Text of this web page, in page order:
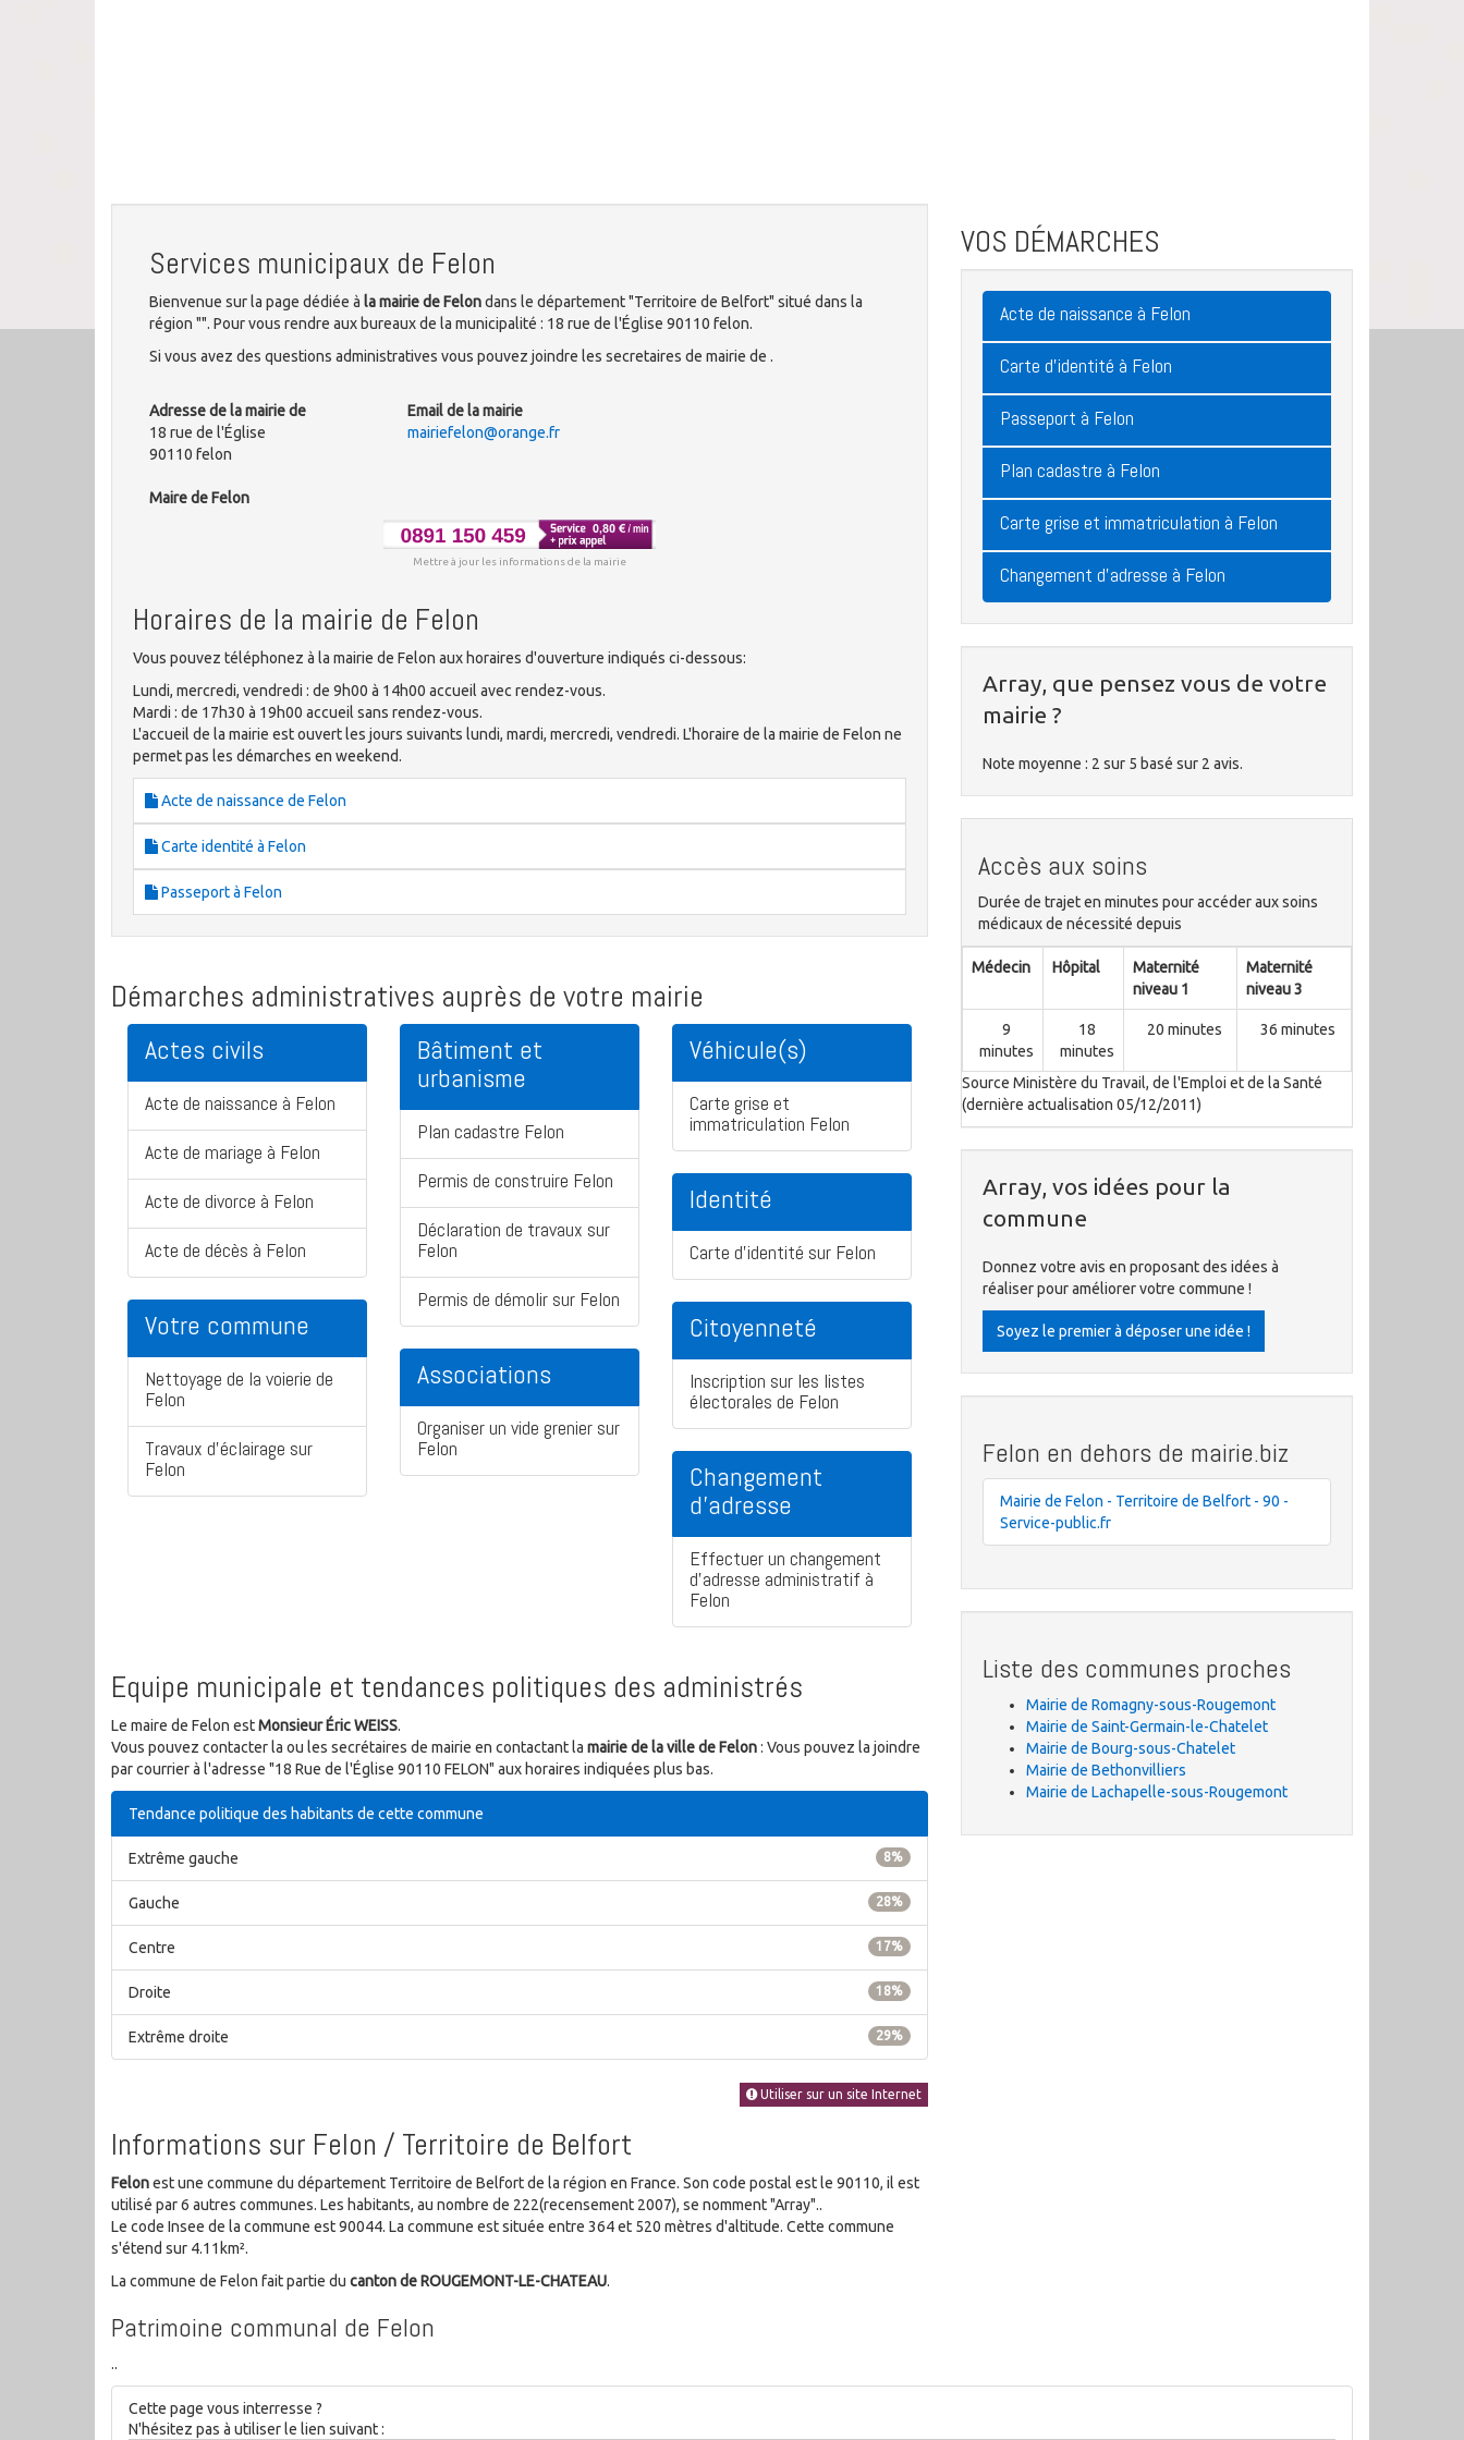
Services municipaux de Felon
Bienvenue sur la page dédiée à la mairie de Felondans le département "Territoire de Belfort" situé dans la
région "". Pour vous rendre aux bureaux de la municipalité : 18 rue de l'Église 90110 felon.
Si vous avez des questions administratives vous pouvez joindre les secretaires de mairie de .
Adresse de la mairie de
18 rue de l'Église
90110 felon
Maire de Felon
Email de la mairie
mairiefelon@orange.fr
Mettre à jour les informations de la mairie
Horaires de la mairie de Felon
Vous pouvez téléphonez à la mairie de Felon aux horaires d'ouverture indiqués ci-dessous:
Lundi, mercredi, vendredi : de 9h00 à 14h00 accueil avec rendez-vous.
Mardi : de 17h30 à 19h00 accueil sans rendez-vous.
L'accueil de la mairie est ouvert les jours suivants lundi, mardi, mercredi, vendredi. L'horaire de la mairie de Felon ne
permet pas les démarches en weekend.
Acte de naissance de Felon
Carte identité à Felon
Passeport à Felon
Démarches administratives auprès de votre mairie
Actes civils
Acte de naissance à Felon
Acte de mariage à Felon
Acte de divorce à Felon
Acte de décès à Felon
Votre commune
Nettoyage de la voierie de
Felon
Travaux d'éclairage sur
Felon
Bâtiment et
urbanisme
Plan cadastre Felon
Permis de construire Felon
Déclaration de travaux sur
Felon
Permis de démolir sur Felon
Associations
Organiser un vide grenier sur
Felon
Véhicule(s)
Carte grise et
immatriculation Felon
Identité
Carte d'identité sur Felon
Citoyenneté
Inscription sur les listes
électorales de Felon
Changement
d'adresse
Effectuer un changement
d'adresse administratif à
Felon
Equipe municipale et tendances politiques des administrés
Le maire de Felon estMonsieur Éric WEISS.
Vous pouvez contacter la ou les secrétaires de mairie en contactant la mairie de la ville de Felon: Vous pouvez la joindre
par courrier à l'adresse "18 Rue de l'Église 90110 FELON" aux horaires indiquées plus bas.
Tendance politique des habitants de cette commune
8%
Extrême gauche
28%
Gauche
17%
Centre
18%
Droite
29%
Extrême droite
Utiliser sur un site Internet
Informations sur Felon / Territoire de Belfort
Felonest une commune du département Territoire de Belfort de la région en France. Son code postal est le 90110, il est
utilisé par 6 autres communes. Les habitants, au nombre de 222(recensement 2007), se nomment "Array"..
Le code Insee de la commune est 90044. La commune est située entre 364 et 520 mètres d'altitude. Cette commune
s'étend sur 4.11km².
La commune de Felon fait partie du canton de ROUGEMONT-LE-CHATEAU.
Patrimoine communal de Felon
..
VOS DÉMARCHES
Acte de naissance à Felon
Carte d'identité à Felon
Passeport à Felon
Plan cadastre à Felon
Carte grise et immatriculation à Felon
Changement d'adresse à Felon
Array, que pensez vous de votre
mairie ?
Note moyenne : 2 sur 5 basé sur 2 avis.
Accès aux soins
Durée de trajet en minutes pour accéder aux soins
médicaux de nécessité depuis
Médecin Hôpital
Maternité
niveau 1
Maternité
niveau 3
9
minutes
18
minutes
20 minutes 36 minutes
Source Ministère du Travail, de l'Emploi et de la Santé
(dernière actualisation 05/12/2011)
Array, vos idées pour la
commune
Donnez votre avis en proposant des idées à
réaliser pour améliorer votre commune !
Soyez le premier à déposer une idée !
Felon en dehors de mairie.biz
Mairie de Felon - Territoire de Belfort - 90 -
Service-public.fr
Liste des communes proches
Mairie de Romagny-sous-Rougemont
Mairie de Saint-Germain-le-Chatelet
Mairie de Bourg-sous-Chatelet
Mairie de Bethonvilliers
Mairie de Lachapelle-sous-Rougemont
Cette page vous interresse ?
N'hésitez pas à utiliser le lien suivant :